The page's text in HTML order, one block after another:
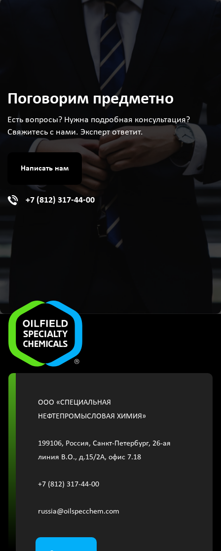
Поговорим предметно
Есть вопросы? Нужна подробная консультация?
Свяжитесь с нами. Эксперт ответит.
Написать нам
+7 (812) 317-44-00
OOО «СПЕЦИАЛЬНАЯ
НЕФТЕПРОМЫСЛОВАЯ ХИМИЯ»
199106, Россия, Санкт-Петербург, 26-ая
линия В.О., д.15/2A, офис 7.18
+7 (812) 317-44-00
russia@oilspecchem.com